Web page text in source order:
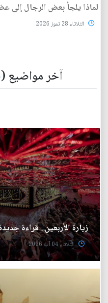
لماذا يلجأ بعض الرجال إلى
الثلاثاء 28 تموز 2026
آخر مواضيع (
زيارة الأربعين.. قراءة
الثلاثاء 04 آب 2026